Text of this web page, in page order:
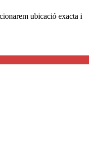
ubicació exacta i